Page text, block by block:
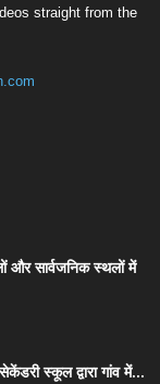
straight from the
और सार्वजनिक स्थलों में
स्कूल द्वारा गांव में...